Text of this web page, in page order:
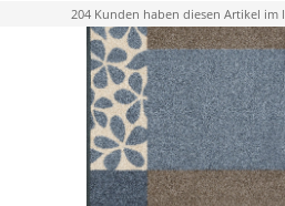
204 Kunden haben diesen Artikel im